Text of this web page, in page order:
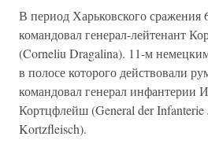
В период Харьковского сражения
командовал генерал-лейтенант
(Corneliu Dragalina). 11-м
в полосе которого действовали
командовал генерал инфантерии
Кортцфлейш (General der Infanterie
Kortzfleisch).